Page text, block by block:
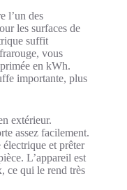
l’un des
les surfaces de
suffit
vous
en kWh.
importante, plus
extérieur.
assez facilement.
et prêter
L’appareil est
ce qui le rend très